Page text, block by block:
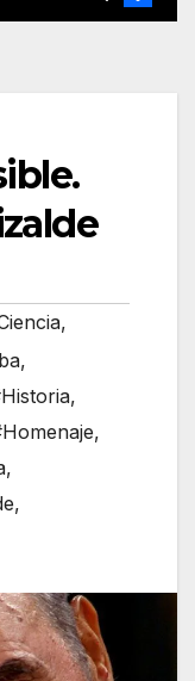
,
,
,
,
,
,